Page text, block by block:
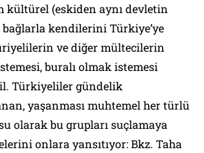
kültürel (eskiden aynı devletin
bağlarla kendilerini Türkiye’ye
ve diğer mültecilerin
buralı olmak istemesi
Türkiyeliler gündelik
yaşanması muhtemel her türlü
olarak bu grupları suçlamaya
onlara yansıtıyor: Bkz. Taha